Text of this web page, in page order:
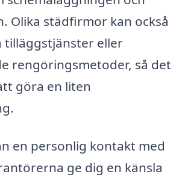
Olika städfirmor kan också
tilläggstjänster eller
rengöringsmetoder, så det
göra en liten
en personlig kontakt med
ge dig en känsla